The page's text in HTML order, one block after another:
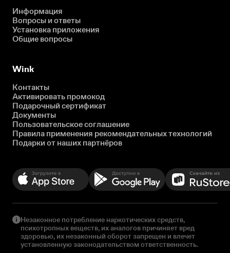
Информация
Вопросы и ответы
Установка приложения
Общие вопросы
Wink
Контакты
Активировать промокод
Подарочный сертификат
Документы
Пользовательское соглашение
Правила применения рекомендательных технологий
Подарки от наших партнёров
Незаконное потребление наркотических средств,
психотропных веществ, их аналогов причиняет вред
здоровью, их незаконный оборот запрещен и влечет
установленную законодательством ответственность.